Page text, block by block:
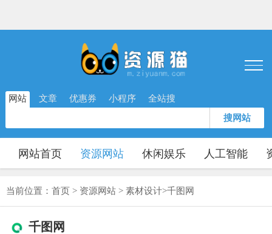
网站 文章 优惠券 小程序 全站搜
搜网站
网站首页 资源网站 休闲娱乐 人工智能
当前位置： 首页 > 资源网站 > 素材设计>千图网
千图网